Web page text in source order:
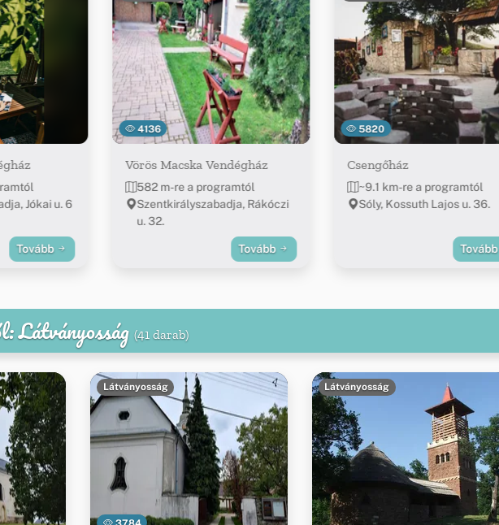
Jókai u. 6
Tovább
4136
Vörös Macska Vendégház
582 m-re a programtól
Szentkirályszabadja, Rákóczi
u. 32.
Tovább
5820
Csengőház
~9.1 km-re a programtól
Sóly, Kossuth Lajos u. 36.
Tovább
Látványosság (41 darab)
Látványosság Látványosság